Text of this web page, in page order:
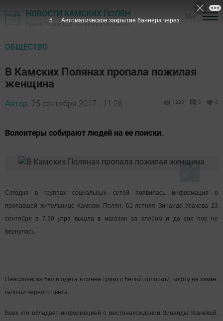
НОВОСТИ КАМСКИХ ПОЛЯН
Газета "Посинформ" - Нижнекамский район
ОБЩЕСТВО
В Камских Полянах пропала пожилая
женщина
Автор, 25 сентября 2017 - 11:26 1283 0 0
Волонтеры собирают людей на ее поиски.
Сегодня в группах социальных сетей появилась информация о
пропавшей жительнице Камских Полян. 61-летняя Зинаида Усачева 23
сентября в 7.30 утра вышла в магазин за хлебом и до сих пор не
вернулась.
Пенсионерка была одета в синее трико с белой полоской, кофту на замке,
галоши черного цвета.
Всех кто обладает информацией о местонахождении Зинаиды Усачевой,
5 Автоматическое закрытие баннера через